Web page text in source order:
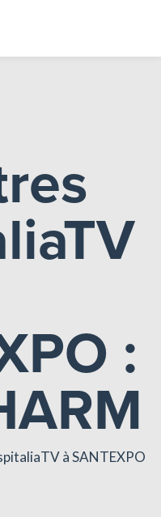
:
à SANTEXPO